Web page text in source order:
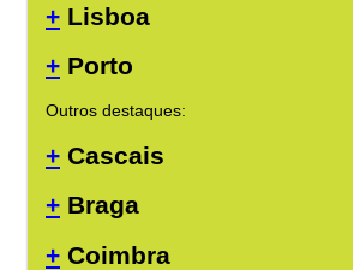
+ Lisboa
+ Porto
Outros destaques:
+ Cascais
+ Braga
+ Coimbra